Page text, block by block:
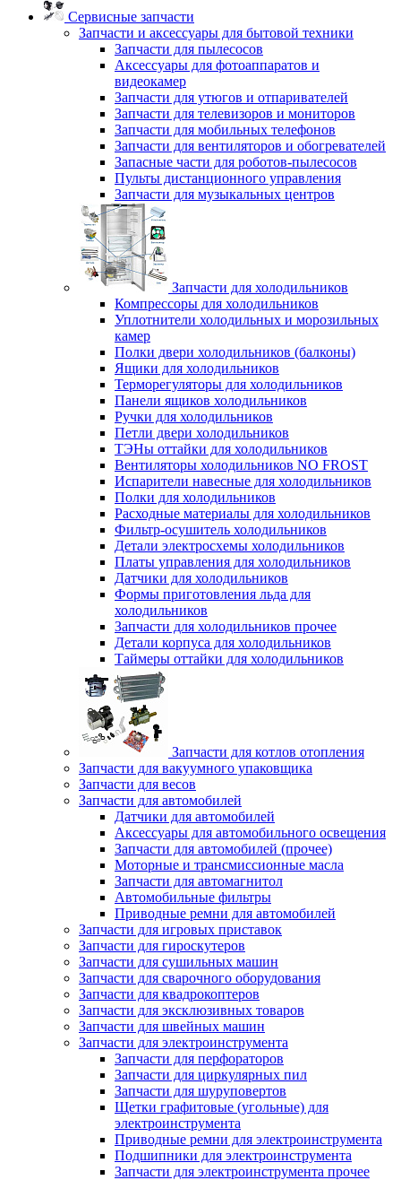
Сервисные запчасти
Запчасти и аксессуары для бытовой техники
Запчасти для пылесосов
Аксессуары для фотоаппаратов и
видеокамер
Запчасти для утюгов и отпаривателей
Запчасти для телевизоров и мониторов
Запчасти для мобильных телефонов
Запчасти для вентиляторов и обогревателей
Запасные части для роботов-пылесосов
Пульты дистанционного управления
Запчасти для музыкальных центров
Запчасти для холодильников
Компрессоры для холодильников
Уплотнители холодильных и морозильных
камер
Полки двери холодильников (балконы)
Ящики для холодильников
Терморегуляторы для холодильников
Панели ящиков холодильников
Ручки для холодильников
Петли двери холодильников
ТЭНы оттайки для холодильников
Вентиляторы холодильников NO FROST
Испарители навесные для холодильников
Полки для холодильников
Расходные материалы для холодильников
Фильтр-осушитель холодильников
Детали электросхемы холодильников
Платы управления для холодильников
Датчики для холодильников
Формы приготовления льда для
холодильников
Запчасти для холодильников прочее
Детали корпуса для холодильников
Таймеры оттайки для холодильников
Запчасти для котлов отопления
Запчасти для вакуумного упаковщика
Запчасти для весов
Запчасти для автомобилей
Датчики для автомобилей
Аксессуары для автомобильного освещения
Запчасти для автомобилей (прочее)
Моторные и трансмиссионные масла
Запчасти для автомагнитол
Автомобильные фильтры
Приводные ремни для автомобилей
Запчасти для игровых приставок
Запчасти для гироскутеров
Запчасти для сушильных машин
Запчасти для сварочного оборудования
Запчасти для квадрокоптеров
Запчасти для эксклюзивных товаров
Запчасти для швейных машин
Запчасти для электроинструмента
Запчасти для перфораторов
Запчасти для циркулярных пил
Запчасти для шуруповертов
Щетки графитовые (угольные) для
электроинструмента
Приводные ремни для электроинструмента
Подшипники для электроинструмента
Запчасти для электроинструмента прочее